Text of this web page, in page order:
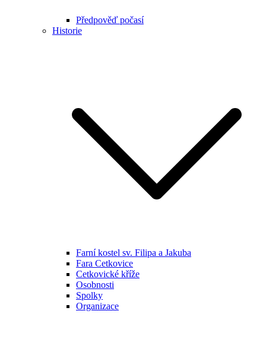
Předpověď počasí
Historie
Farní kostel sv. Filipa a Jakuba
Fara Cetkovice
Cetkovické kříže
Osobnosti
Spolky
Organizace